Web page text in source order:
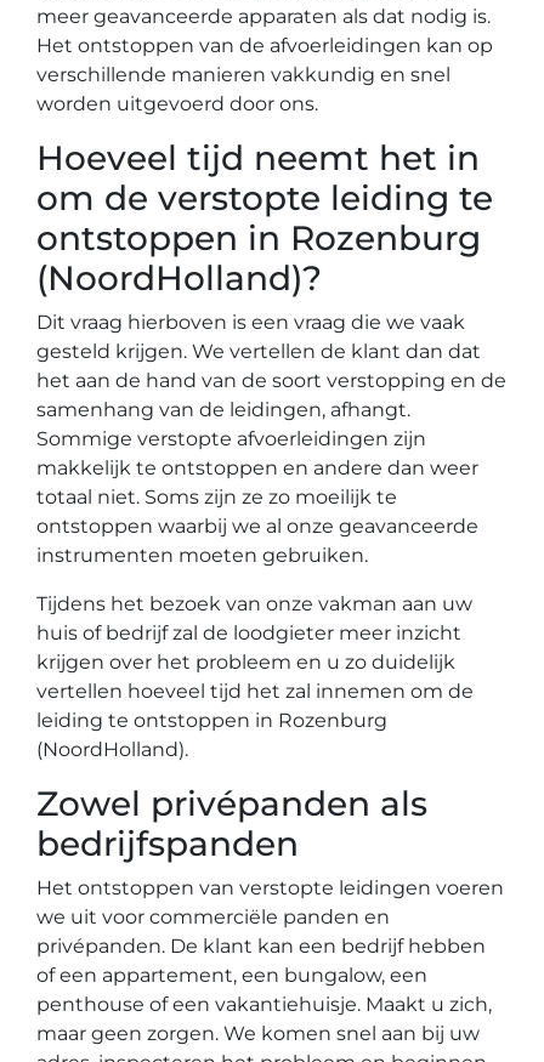
meer geavanceerde apparaten als dat nodig is.
Het ontstoppen van de afvoerleidingen kan op
verschillende manieren vakkundig en snel
worden uitgevoerd door ons.
Hoeveel tijd neemt het in
om de verstopte leiding te
ontstoppen in Rozenburg
(NoordHolland)?
Dit vraag hierboven is een vraag die we vaak
gesteld krijgen. We vertellen de klant dan dat
het aan de hand van de soort verstopping en de
samenhang van de leidingen, afhangt.
Sommige verstopte afvoerleidingen zijn
makkelijk te ontstoppen en andere dan weer
totaal niet. Soms zijn ze zo moeilijk te
ontstoppen waarbij we al onze geavanceerde
instrumenten moeten gebruiken.
Tijdens het bezoek van onze vakman aan uw
huis of bedrijf zal de loodgieter meer inzicht
krijgen over het probleem en u zo duidelijk
vertellen hoeveel tijd het zal innemen om de
leiding te ontstoppen in Rozenburg
(NoordHolland).
Zowel privépanden als
bedrijfspanden
Het ontstoppen van verstopte leidingen voeren
we uit voor commerciële panden en
privépanden. De klant kan een bedrijf hebben
of een appartement, een bungalow, een
penthouse of een vakantiehuisje. Maakt u zich,
maar geen zorgen. We komen snel aan bij uw